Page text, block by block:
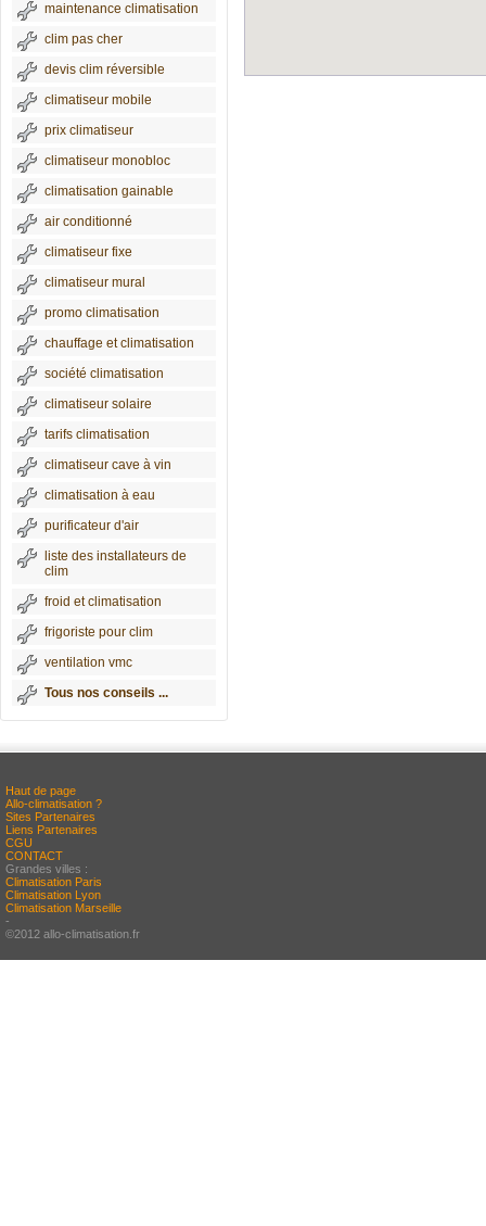
maintenance climatisation
clim pas cher
devis clim réversible
climatiseur mobile
prix climatiseur
climatiseur monobloc
climatisation gainable
air conditionné
climatiseur fixe
climatiseur mural
promo climatisation
chauffage et climatisation
société climatisation
climatiseur solaire
tarifs climatisation
climatiseur cave à vin
climatisation à eau
purificateur d'air
liste des installateurs de
clim
froid et climatisation
frigoriste pour clim
ventilation vmc
Tous nos conseils ...
Haut de page
Allo-climatisation ?
Sites Partenaires
Liens Partenaires
CGU
CONTACT
Grandes villes :
Climatisation Paris
Climatisation Lyon
Climatisation Marseille
-
©2012 allo-climatisation.fr